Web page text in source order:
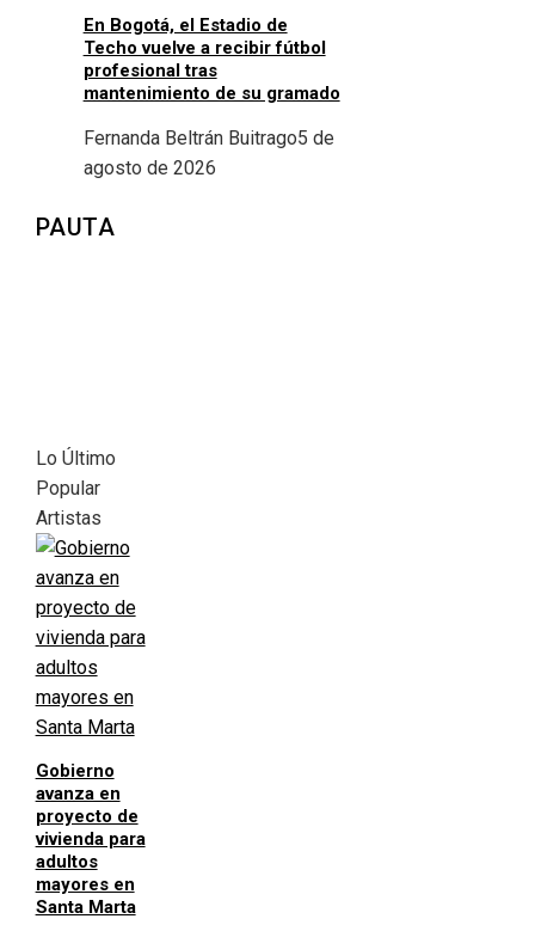
En Bogotá, el Estadio de
Techo vuelve a recibir fútbol
profesional tras
mantenimiento de su gramado
Fernanda Beltrán Buitrago5 de
agosto de 2026
PAUTA
Lo Último
Popular
Artistas
Gobierno
avanza en
proyecto de
vivienda para
adultos
mayores en
Santa Marta